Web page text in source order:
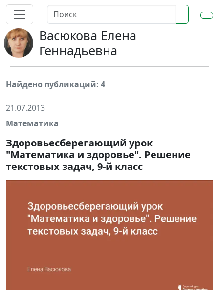
Васюкова Елена
Геннадьевна
Найдено публикаций: 4
21.07.2013
Математика
Здоровьесберегающий урок
"Математика и здоровье". Решение
текстовых задач, 9-й класс